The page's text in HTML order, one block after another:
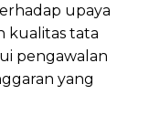
upaya
kualitas tata
pengawalan
yang